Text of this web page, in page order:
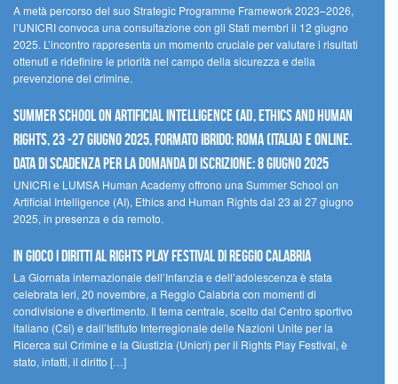
A metà percorso del suo Strategic Programme Framework 2023–2026,
l’UNICRI convoca una consultazione con gli Stati membri il 12 giugno
2025. L’incontro rappresenta un momento cruciale per valutare i risultati
ottenuti e ridefinire le priorità nel campo della sicurezza e della
prevenzione del crimine.
Summer School on Artificial Intelligence (AI), Ethics and Human
Rights, 23 -27 giugno 2025, Formato Ibrido: Roma (Italia) e online.
Data di scadenza per la domanda di iscrizione: 8 giugno 2025
UNICRI e LUMSA Human Academy offrono una Summer School on
Artificial Intelligence (AI), Ethics and Human Rights dal 23 al 27 giugno
2025, in presenza e da remoto.
In gioco i diritti al Rights Play Festival di Reggio Calabria
La Giornata internazionale dell’Infanzia e dell’adolescenza è stata
celebrata ieri, 20 novembre, a Reggio Calabria con momenti di
condivisione e divertimento. Il tema centrale, scelto dal Centro sportivo
italiano (Csi) e dall’Istituto Interregionale delle Nazioni Unite per la
Ricerca sul Crimine e la Giustizia (Unicri) per il Rights Play Festival, è
stato, infatti, il diritto […]